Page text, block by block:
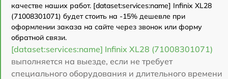
качестве наших работ. [dataset:services:name] Infinix XL28
(71008301071) будет стоить на -15% дешевле при
оформлении заказа на сайте через звонок или форму
обратной связи.
[dataset:services:name] Infinix XL28 (71008301071)
выполняется на выезде, если не требует
специального оборудования и длительного времени